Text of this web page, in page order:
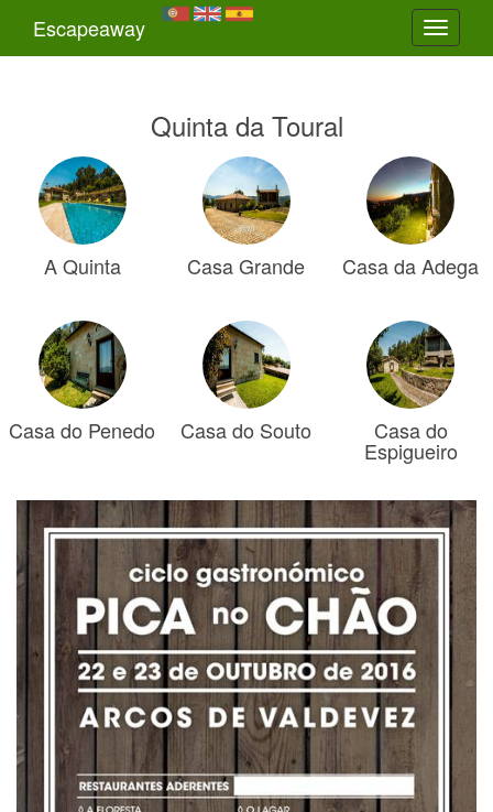
Toggle
Escapeaway
Quinta da Toural
A Quinta Casa Grande Casa da Adega
Casa do Penedo Casa do Souto Casa do
Espigueiro